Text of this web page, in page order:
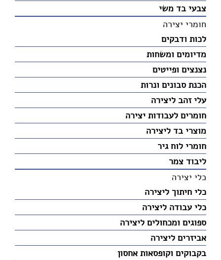
צבעי בד משי
חומרי יצירה
לכות ודבקים
מדיומים ומשחות
נצנצים ופייטים
הכנת סבונים ונרות
עלי זהב ליצירה
חומרים לעבודות יצירה
מוצרי בד ליצירה
חומרי לוח גיר
ליבוד צמר
כלי יצירה
כלי חיתוך ליצירה
כלי עבודה ליצירה
ספוגים ומכחולים ליצירה
אביזרים ליצירה
בקבוקים וקופסאות אחסון